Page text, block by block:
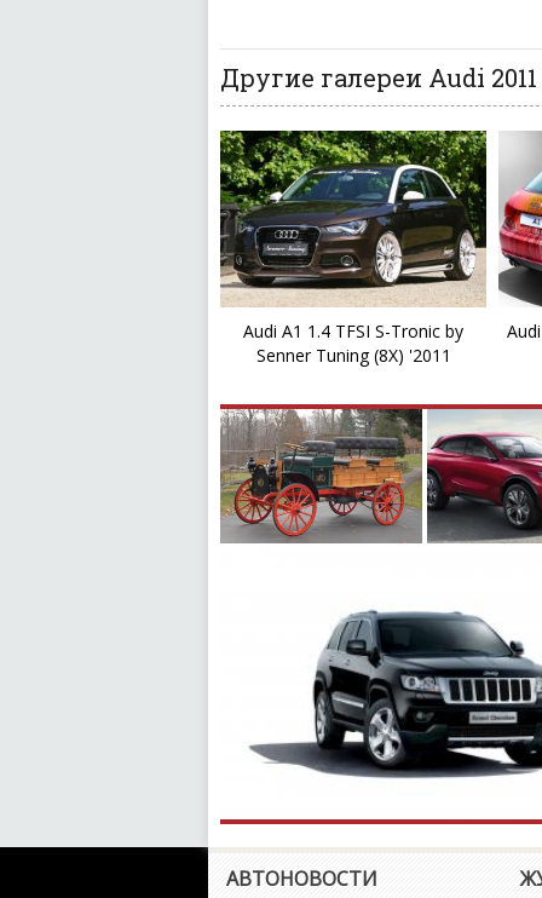
Другие галереи Audi 2011
Audi A1 1.4 TFSI S-Tronic by
Senner Tuning (8X) '2011
АВТОНОВОСТИ